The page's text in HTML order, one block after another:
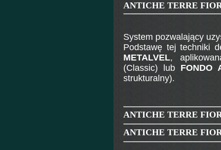
ANTICHE TERRE
System pozwalający
Podstawę tej techniki
METALVEL,
(Classic) lub FONDO
strukturalny).
ANTICHE TERRE
ANTICHE TERRE